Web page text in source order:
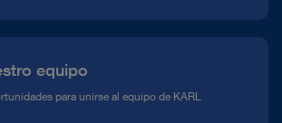
equipo
para unirse al equipo de KARL